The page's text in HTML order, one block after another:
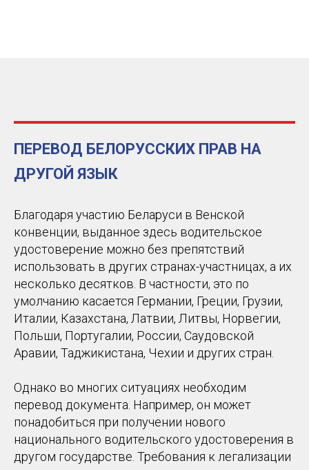
ПЕРЕВОД БЕЛОРУССКИХ ПРАВ НА
ДРУГОЙ ЯЗЫК
Благодаря участию Беларуси в Венской
конвенции, выданное здесь водительское
удостоверение можно без препятствий
использовать в других странах-участницах, а их
несколько десятков. В частности, это по
умолчанию касается Германии, Греции, Грузии,
Италии, Казахстана, Латвии, Литвы, Норвегии,
Польши, Португалии, России, Саудовской
Аравии, Таджикистана, Чехии и других стран.
Однако во многих ситуациях необходим
перевод документа. Например, он может
понадобиться при получении нового
национального водительского удостоверения в
другом государстве. Требования к легализации